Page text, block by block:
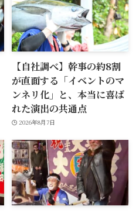
【自社調べ】幹事の約8割
が直面する「イベントのマ
ンネリ化」と、本当に喜ば
れた演出の共通点
2026年8月7日